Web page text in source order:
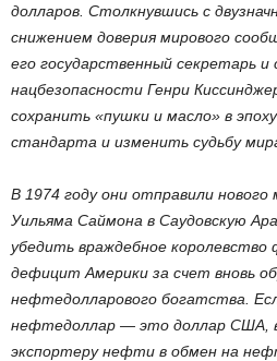
долларов. Столкнувшись с
снижением доверия мирового
его государственный секретарь и
нацбезопасности Генри
сохранить «пушки и масло» в
стандарта и изменить судьбу
В 1974 году они отправили
Уильяма Саймона в Саудовскую
убедить враждебное
дефицит Америки за счет вновь
нефтедолларового богатства.
нефтедоллар — это доллар США,
экспортеру нефти в обмен на